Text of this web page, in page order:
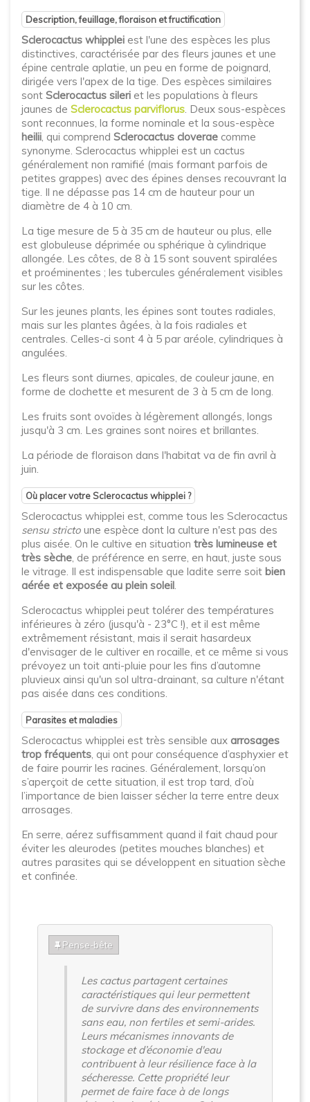
Description, feuillage, floraison et fructification
Sclerocactus whipplei est l'une des espèces les plus
distinctives, caractérisée par des fleurs jaunes et une
épine centrale aplatie, un peu en forme de poignard,
dirigée vers l'apex de la tige. Des espèces similaires
sont Sclerocactus sileri et les populations à fleurs
jaunes de Sclerocactus parviflorus. Deux sous-espèces
sont reconnues, la forme nominale et la sous-espèce
heilii, qui comprend Sclerocactus cloverae comme
synonyme. Sclerocactus whipplei est un cactus
généralement non ramifié (mais formant parfois de
petites grappes) avec des épines denses recouvrant la
tige. Il ne dépasse pas 14 cm de hauteur pour un
diamètre de 4 à 10 cm.
La tige mesure de 5 à 35 cm de hauteur ou plus, elle
est globuleuse déprimée ou sphérique à cylindrique
allongée. Les côtes, de 8 à 15 sont souvent spiralées
et proéminentes ; les tubercules généralement visibles
sur les côtes.
Sur les jeunes plants, les épines sont toutes radiales,
mais sur les plantes âgées, à la fois radiales et
centrales. Celles-ci sont 4 à 5 par aréole, cylindriques à
angulées.
Les fleurs sont diurnes, apicales, de couleur jaune, en
forme de clochette et mesurent de 3 à 5 cm de long.
Les fruits sont ovoïdes à légèrement allongés, longs
jusqu'à 3 cm. Les graines sont noires et brillantes.
La période de floraison dans l'habitat va de fin avril à
juin.
Où placer votre Sclerocactus whipplei ?
Sclerocactus whipplei est, comme tous les Sclerocactus
sensu stricto une espèce dont la culture n'est pas des
plus aisée. On le cultive en situation très lumineuse et
très sèche, de préférence en serre, en haut, juste sous
le vitrage. Il est indispensable que ladite serre soit bien
aérée et exposée au plein soleil.
Sclerocactus whipplei peut tolérer des températures
inférieures à zéro (jusqu'à - 23°C !), et il est même
extrêmement résistant, mais il serait hasardeux
d'envisager de le cultiver en rocaille, et ce même si vous
prévoyez un toit anti-pluie pour les fins d’automne
pluvieux ainsi qu'un sol ultra-drainant, sa culture n'étant
pas aisée dans ces conditions.
Parasites et maladies
Sclerocactus whipplei est très sensible aux arrosages
trop fréquents, qui ont pour conséquence d’asphyxier et
de faire pourrir les racines. Généralement, lorsqu’on
s’aperçoit de cette situation, il est trop tard, d’où
l’importance de bien laisser sécher la terre entre deux
arrosages.
En serre, aérez suffisamment quand il fait chaud pour
éviter les aleurodes (petites mouches blanches) et
autres parasites qui se développent en situation sèche
et confinée.
Pense-bête
Les cactus partagent certaines
caractéristiques qui leur permettent
de survivre dans des environnements
sans eau, non fertiles et semi-arides.
Leurs mécanismes innovants de
stockage et d’économie d'eau
contribuent à leur résilience face à la
sécheresse. Cette propriété leur
permet de faire face à de longs